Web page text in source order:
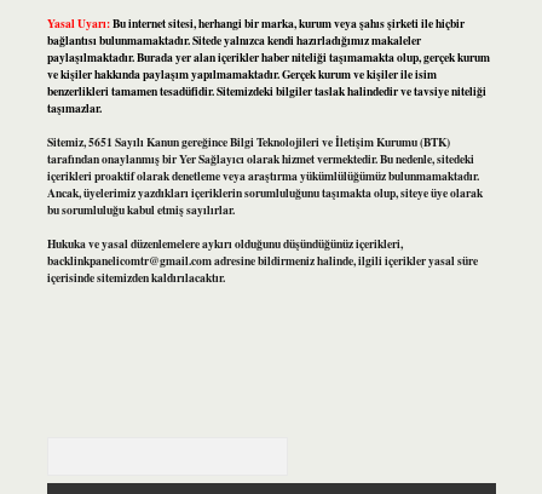
Yasal Uyarı:Bu internet sitesi, herhangi bir marka, kurum veya şahıs şirketi ile hiçbir
bağlantısı bulunmamaktadır. Sitede yalnızca kendi hazırladığımız makaleler
paylaşılmaktadır. Burada yer alan içerikler haber niteliği taşımamakta olup, gerçek kurum
ve kişiler hakkında paylaşım yapılmamaktadır. Gerçek kurum ve kişiler ile isim
benzerlikleri tamamen tesadüfidir. Sitemizdeki bilgiler taslak halindedir ve tavsiye niteliği
taşımazlar.
Sitemiz, 5651 Sayılı Kanun gereğince Bilgi Teknolojileri ve İletişim Kurumu (BTK)
tarafından onaylanmış bir Yer Sağlayıcı olarak hizmet vermektedir. Bu nedenle, sitedeki
içerikleri proaktif olarak denetleme veya araştırma yükümlülüğümüz bulunmamaktadır.
Ancak, üyelerimiz yazdıkları içeriklerin sorumluluğunu taşımakta olup, siteye üye olarak
bu sorumluluğu kabul etmiş sayılırlar.
Hukuka ve yasal düzenlemelere aykırı olduğunu düşündüğünüz içerikleri,
backlinkpanelicomtr@gmail.comadresine bildirmeniz halinde, ilgili içerikler yasal süre
içerisinde sitemizden kaldırılacaktır.